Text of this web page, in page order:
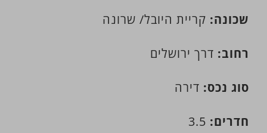
שכונה: קריית היובל/ שרונה
רחוב: דרך ירושלים
סוג נכס: דירה
חדרים: 3.5